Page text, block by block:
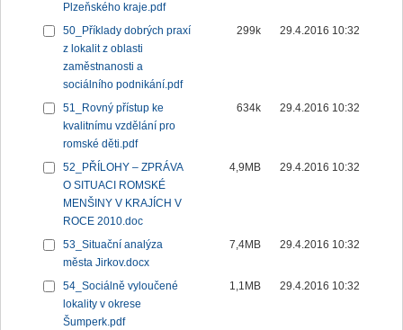
Plzeňského kraje.pdf
50_Příklady dobrých praxí
z lokalit z oblasti
zaměstnanosti a
sociálního podnikání.pdf
299k 29.4.2016 10:32
51_Rovný přístup ke
kvalitnímu vzdělání pro
romské děti.pdf
634k 29.4.2016 10:32
52_PŘÍLOHY – ZPRÁVA
O SITUACI ROMSKÉ
MENŠINY V KRAJÍCH V
ROCE 2010.doc
4,9MB 29.4.2016 10:32
53_Situační analýza
města Jirkov.docx
7,4MB 29.4.2016 10:32
54_Sociálně vyloučené
lokality v okrese
Šumperk.pdf
1,1MB 29.4.2016 10:32